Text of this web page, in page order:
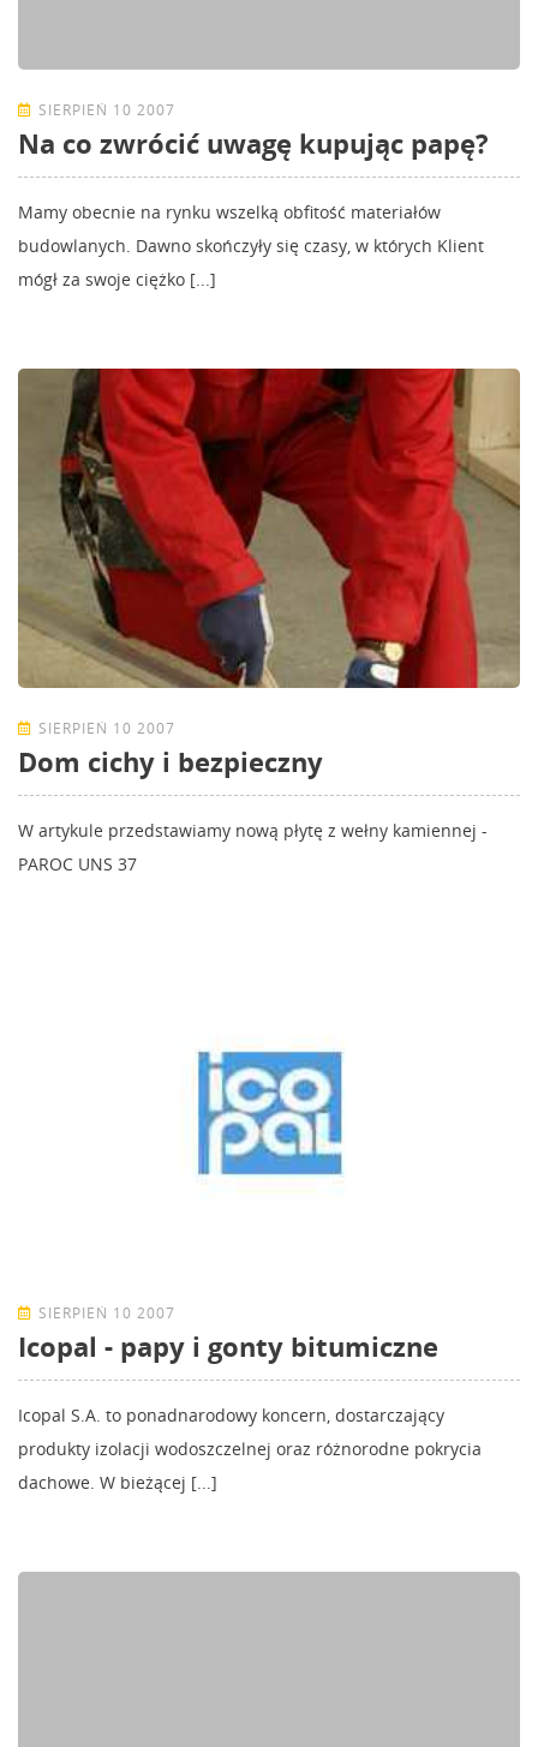
SIERPIEŃ 10 2007
Na co zwrócić uwagę kupując papę?
Mamy obecnie na rynku wszelką obfitość materiałów
budowlanych. Dawno skończyły się czasy, w których Klient
mógł za swoje ciężko [...]
SIERPIEŃ 10 2007
Dom cichy i bezpieczny
W artykule przedstawiamy nową płytę z wełny kamiennej -
PAROC UNS 37
SIERPIEŃ 10 2007
Icopal - papy i gonty bitumiczne
Icopal S.A. to ponadnarodowy koncern, dostarczający
produkty izolacji wodoszczelnej oraz różnorodne pokrycia
dachowe. W bieżącej [...]